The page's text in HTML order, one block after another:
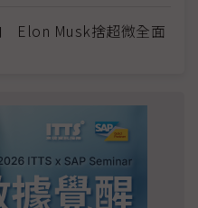
Elon Musk捨超微全面